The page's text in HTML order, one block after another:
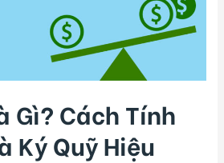
Gì? Cách Tính
Ký Quỹ Hiệu